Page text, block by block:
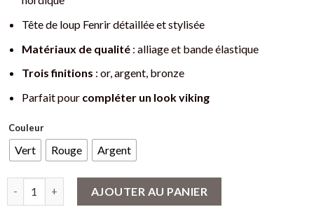
Tête de loup Fenrir détaillée et stylisée
Matériaux de qualité: alliage et bande élastique
Trois finitions : or, argent, bronze
Parfait pour compléter un look viking
Couleur
Vert Rouge Argent
AJOUTER AU PANIER